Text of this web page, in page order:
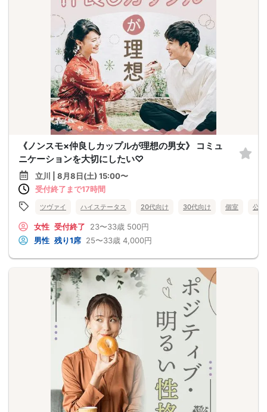
《ノンスモ×仲良しカップルが理想の男女》 コミュ
ニケーションを大切にしたい♡
立川 | 8月8日(土) 15:00〜
受付終了まで17時間
ツヴァイ ハイステータス 20代向け 30代向け 個室 公
女性 受付終了 23〜33歳 500円
男性 残り1席 25〜33歳 4,000円